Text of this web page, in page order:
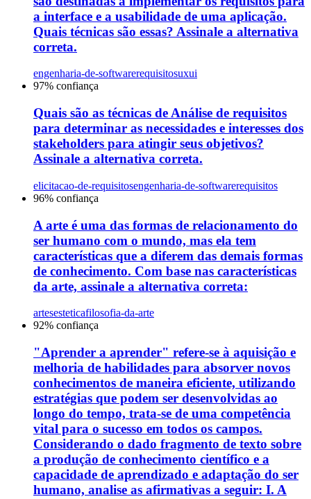
a interface e a usabilidade de uma aplicação.
Quais técnicas são essas? Assinale a alternativa
correta.
engenharia-de-softwarerequisitosuxui
97% confiança
Quais são as técnicas de Análise de requisitos
para determinar as necessidades e interesses dos
stakeholders para atingir seus objetivos?
Assinale a alternativa correta.
elicitacao-de-requisitosengenharia-de-softwarerequisitos
96% confiança
A arte é uma das formas de relacionamento do
ser humano com o mundo, mas ela tem
características que a diferem das demais formas
de conhecimento. Com base nas características
da arte, assinale a alternativa correta:
artesesteticafilosofia-da-arte
92% confiança
"Aprender a aprender" refere-se à aquisição e
melhoria de habilidades para absorver novos
conhecimentos de maneira eficiente, utilizando
estratégias que podem ser desenvolvidas ao
longo do tempo, trata-se de uma competência
vital para o sucesso em todos os campos.
Considerando o dado fragmento de texto sobre
a produção de conhecimento científico e a
capacidade de aprendizado e adaptação do ser
humano, analise as afirmativas a seguir: I. A